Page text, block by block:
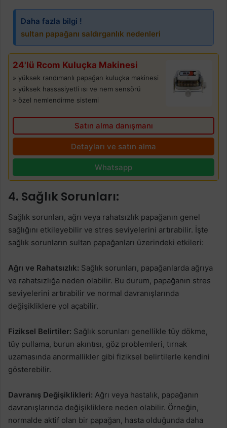
Daha fazla bilgi !
sultan papağanı saldırganlık nedenleri
24'lü Rcom Kuluçka Makinesi
» yüksek randımanlı papağan kuluçka makinesi
» yüksek hassasiyetli ısı ve nem sensörü
» özel nemlendirme sistemi
Satın alma danışmanı
Detayları ve satın alma
Whatsapp
4. Sağlık Sorunları:
Sağlık sorunları, ağrı veya rahatsızlık papağanın genel
sağlığını etkileyebilir ve stres seviyelerini artırabilir. İşte
sağlık sorunların sultan papağanları üzerindeki etkileri:
Ağrı ve Rahatsızlık: Sağlık sorunları, papağanlarda ağrıya
ve rahatsızlığa neden olabilir. Bu durum, papağanın stres
seviyelerini artırabilir ve normal davranışlarında
değişikliklere yol açabilir.
Fiziksel Belirtiler: Sağlık sorunları genellikle tüy dökme,
tüy pullama, burun akıntısı, göz problemleri, tırnak
uzamasında anormallikler gibi fiziksel belirtilerle kendini
gösterebilir.
Davranış Değişiklikleri: Ağrı veya hastalık, papağanın
davranışlarında değişikliklere neden olabilir. Örneğin,
normalde aktif olan bir papağan, hasta olduğunda daha